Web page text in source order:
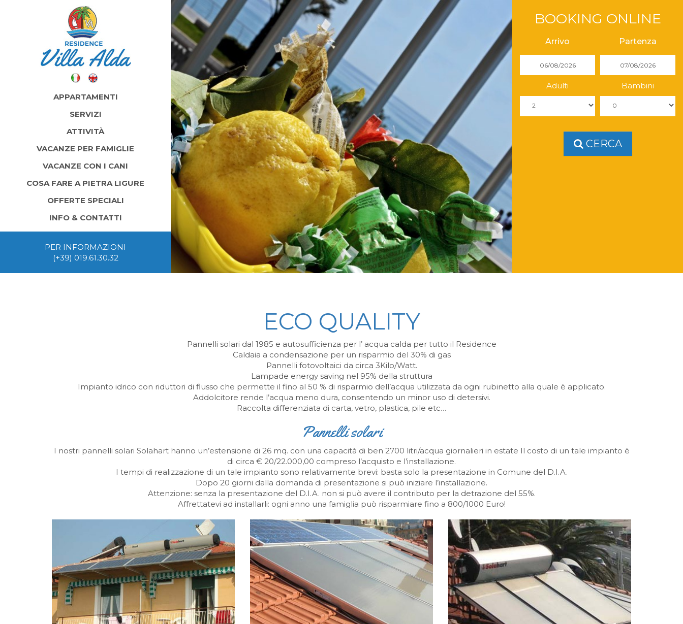
APPARTAMENTI
SERVIZI
ATTIVITÀ
VACANZE PER FAMIGLIE
VACANZE CON I CANI
COSA FARE A PIETRA LIGURE
OFFERTE SPECIALI
INFO & CONTATTI
PER INFORMAZIONI
(+39) 019.61.30.32
BOOKING ONLINE
Arrivo Partenza
Adulti Bambini
CERCA
ECO QUALITY
Pannelli solari dal 1985 e autosufficienza per l’ acqua calda per tutto il Residence
Caldaia a condensazione per un risparmio del 30% di gas
Pannelli fotovoltaici da circa 3Kilo/Watt.
Lampade energy saving nel 95% della struttura
Impianto idrico con riduttori di flusso che permette il fino al 50 % di risparmio dell’acqua utilizzata da ogni rubinetto alla quale è applicato.
Addolcitore rende l’acqua meno dura, consentendo un minor uso di detersivi.
Raccolta differenziata di carta, vetro, plastica, pile etc…
Pannelli solari
I nostri pannelli solari Solahart hanno un’estensione di 26 mq. con una capacità di ben 2700 litri/acqua giornalieri in estate Il costo di un tale impianto è
di circa € 20/22.000,00 compreso l’acquisto e l’installazione.
I tempi di realizzazione di un tale impianto sono relativamente brevi: basta solo la presentazione in Comune del D.I.A.
Dopo 20 giorni dalla domanda di presentazione si può iniziare l’installazione.
Attenzione: senza la presentazione del D.I.A. non si può avere il contributo per la detrazione del 55%.
Affrettatevi ad installarli: ogni anno una famiglia può risparmiare fino a 800/1000 Euro!